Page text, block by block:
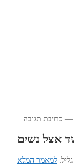
— כתיבת תגובה
למאמר המלא